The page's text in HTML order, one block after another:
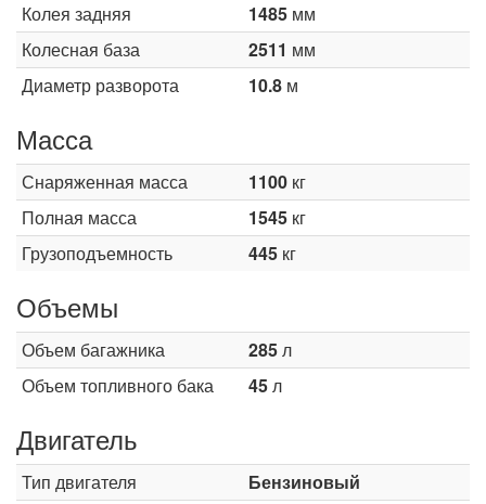
Колея задняя
1485 мм
Колесная база
2511 мм
Диаметр разворота
10.8 м
Масса
Снаряженная масса 1100 кг
Полная масса
1545 кг
Грузоподъемность
445 кг
Объемы
Объем багажника 285л
Объем топливного бака
45л
Двигатель
Тип двигателя
Бензиновый